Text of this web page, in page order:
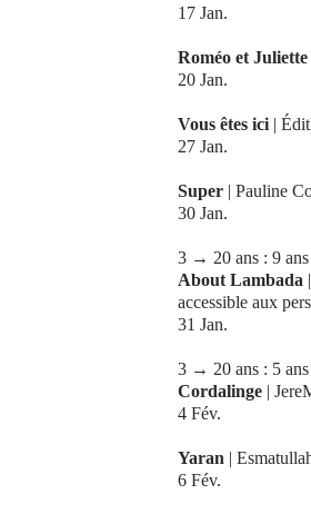
17 Jan.
Roméo et Juliette
20 Jan.
Vous êtes ici |
27 Jan.
Super | Pauline
30 Jan.
3 → 20 ans : 9
About Lambada
accessible aux
31 Jan.
3 → 20 ans : 5
Cordalinge |
4 Fév.
Yaran |
6 Fév.